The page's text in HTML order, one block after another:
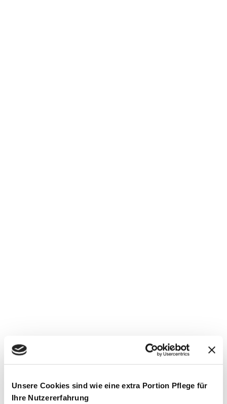
Unsere Cookies sind wie eine extra Portion Pflege für
Ihre Nutzererfahrung